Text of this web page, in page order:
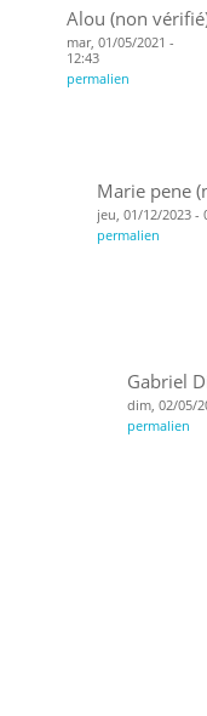
Alou (non
mar, 01/05/2021 -
12:43
permalien
Marie pene
jeu, 01/12/2023 -
permalien
Gabriel
dim, 02/05/
permalien